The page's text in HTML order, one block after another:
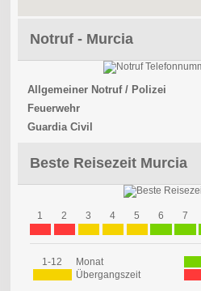
Notruf - Murcia
Allgemeiner Notruf / Polizei
Feuerwehr
Guardia Civil
Beste Reisezeit Murcia
1 2 3 4 5 6 7
1-12 Monat
Übergangszeit